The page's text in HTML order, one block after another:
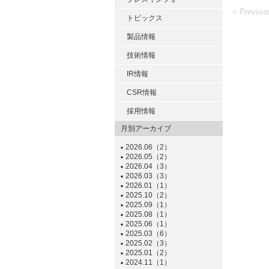
トピックス
製品情報
技術情報
IR情報
CSR情報
採用情報
月別アーカイブ
2026.06（2）
2026.05（2）
2026.04（3）
2026.03（3）
2026.01（1）
2025.10（2）
2025.09（1）
2025.08（1）
2025.06（1）
2025.03（6）
2025.02（3）
2025.01（2）
2024.11（1）
< Previous